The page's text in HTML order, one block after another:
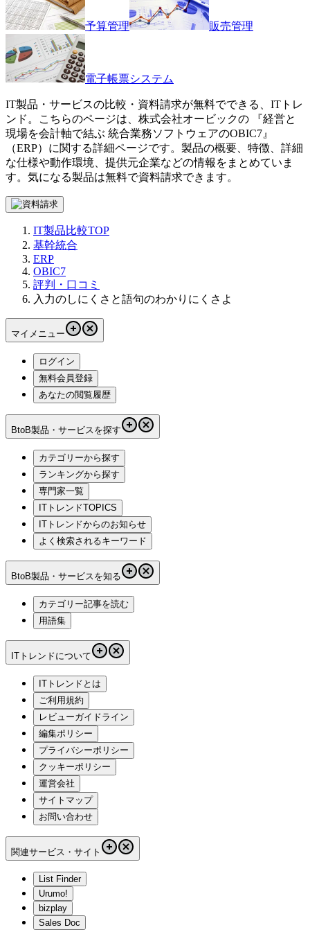
予算管理 販売管理
電子帳票システム
IT製品・サービスの比較・資料請求が無料でできる、ITトレ
ンド。こちらのページは、 株式会社オービックの 『経営と
現場を会計軸で結ぶ 統合業務ソフトウェアのOBIC7 』
（ERP）に関する詳細ページです。製品の概要、特徴、詳細
な仕様や動作環境、提供元企業などの情報をまとめていま
す。気になる製品は無料で資料請求できます。
IT製品比較TOP
基幹統合
ERP
OBIC7
評判・口コミ
入力のしにくさと語句のわかりにくさよ
マイメニュー
ログイン
無料会員登録
あなたの閲覧履歴
BtoB製品・サービスを探す
カテゴリーから探す
ランキングから探す
専門家一覧
ITトレンドTOPICS
ITトレンドからのお知らせ
よく検索されるキーワード
BtoB製品・サービスを知る
カテゴリー記事を読む
用語集
ITトレンドについて
ITトレンドとは
ご利用規約
レビューガイドライン
編集ポリシー
プライバシーポリシー
クッキーポリシー
運営会社
サイトマップ
お問い合わせ
関連サービス・サイト
List Finder
Urumo!
bizplay
Sales Doc